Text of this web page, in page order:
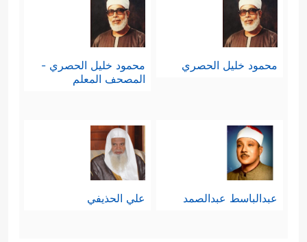
محمود خليل الحصري
محمود خليل الحصري -
المصحف المعلم
عبدالباسط عبدالصمد علي الحذيفي